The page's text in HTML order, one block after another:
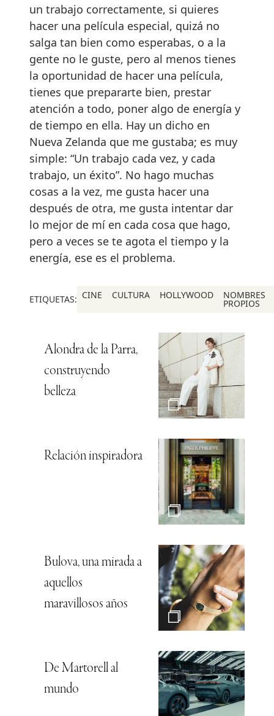
un trabajo correctamente, si quieres
hacer una película especial, quizá no
salga tan bien como esperabas, o a la
gente no le guste, pero al menos tienes
la oportunidad de hacer una película,
tienes que prepararte bien, prestar
atención a todo, poner algo de energía y
de tiempo en ella. Hay un dicho en
Nueva Zelanda que me gustaba; es muy
simple: “Un trabajo cada vez, y cada
trabajo, un éxito”. No hago muchas
cosas a la vez, me gusta hacer una
después de otra, me gusta intentar dar
lo mejor de mí en cada cosa que hago,
pero a veces se te agota el tiempo y la
energía, ese es el problema.
ETIQUETAS: CINE CULTURA HOLLYWOOD NOMBRES
PROPIOS
Alondra de la Parra,
construyendo
belleza
Relación inspiradora
Bulova, una mirada a
aquellos
maravillosos años
De Martorell al
mundo